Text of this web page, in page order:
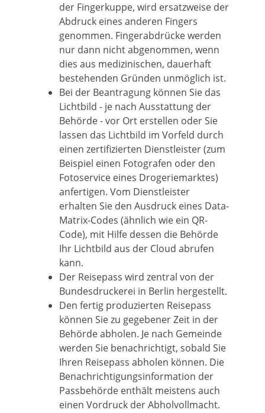
der Fingerkuppe, wird ersatzweise der
Abdruck eines anderen Fingers
genommen. Fingerabdrücke werden
nur dann nicht abgenommen, wenn
dies aus medizinischen, dauerhaft
bestehenden Gründen unmöglich ist.
Bei der Beantragung können Sie das
Lichtbild - je nach Ausstattung der
Behörde - vor Ort erstellen oder Sie
lassen das Lichtbild im Vorfeld durch
einen zertifizierten Dienstleister (zum
Beispiel einen Fotografen oder den
Fotoservice eines Drogeriemarktes)
anfertigen. Vom Dienstleister
erhalten Sie den Ausdruck eines Data-
Matrix-Codes (ähnlich wie ein QR-
Code), mit Hilfe dessen die Behörde
Ihr Lichtbild aus der Cloud abrufen
kann.
Der Reisepass wird zentral von der
Bundesdruckerei in Berlin hergestellt.
Den fertig produzierten Reisepass
können Sie zu gegebener Zeit in der
Behörde abholen. Je nach Gemeinde
werden Sie benachrichtigt, sobald Sie
Ihren Reisepass abholen können. Die
Benachrichtigungsinformation der
Passbehörde enthält meistens auch
einen Vordruck der Abholvollmacht.